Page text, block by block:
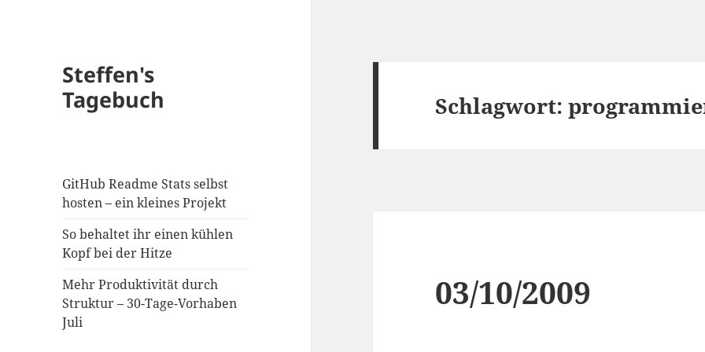
Steffen's
Tagebuch
GitHub Readme Stats selbst
hosten – ein kleines Projekt
So behaltet ihr einen kühlen
Kopf bei der Hitze
Mehr Produktivität durch
Struktur – 30-Tage-Vorhaben
Juli
Schlagwort:
03/10/2009